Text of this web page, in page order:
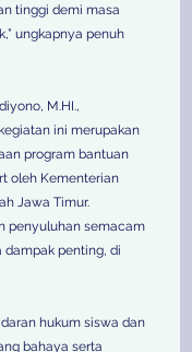
tinggi demi masa
ungkapnya penuh
M.HI.,
ini merupakan
program bantuan
oleh Kementerian
Jawa Timur.
penyuluhan semacam
penting, di
hukum siswa dan
bahaya serta